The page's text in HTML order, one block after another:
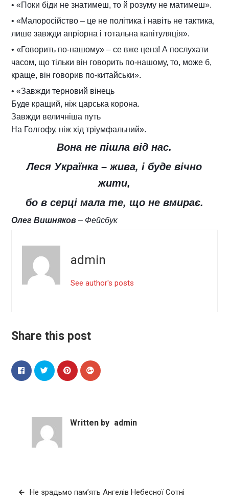
• «Поки біди не знатимеш, то й розуму не матимеш».
• «Малоросійство – це не політика і навіть не тактика,
лише завжди апріорна і тотальна капітуляція».
• «Говорить по-нашому» – се вже ценз! А послухати
часом, що тільки він говорить по-нашому, то, може б,
краще, він говорив по-китайськи».
• «Завжди терновий вінець
Буде кращий, ніж царська корона.
Завжди величніша путь
На Голгофу, ніж хід тріумфальний».
Вона не пішла від нас.
Леся Українка – жива, і буде вічно
жити,
бо в серці мала те, що не вмирає.
Олег Вишняков– Фейсбук
admin
See author's posts
Share this post
Written by admin
Навігація
Не зрадьмо пам’ять Ангелів Небесної Сотні